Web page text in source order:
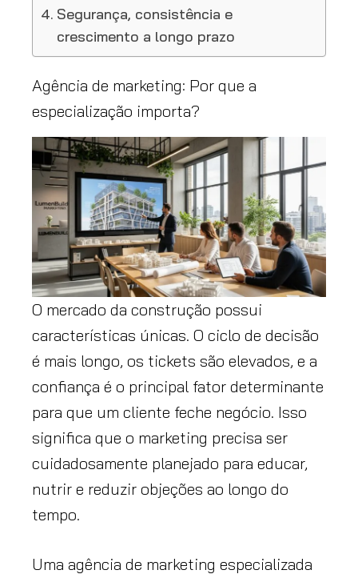
Segurança, consistência e
crescimento a longo prazo
Agência de marketing: Por que a
especialização importa?
O mercado da construção possui
características únicas. O ciclo de decisão
é mais longo, os tickets são elevados, e a
confiança é o principal fator determinante
para que um cliente feche negócio. Isso
significa que o marketing precisa ser
cuidadosamente planejado para educar,
nutrir e reduzir objeções ao longo do
tempo.
Uma agência de marketing especializada